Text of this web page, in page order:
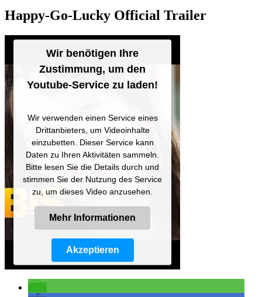
Happy-Go-Lucky Official Trailer
Wir benötigen Ihre
Zustimmung, um den
Youtube-Service zu laden!
Wir verwenden einen Service eines
Drittanbieters, um Videoinhalte
einzubetten. Dieser Service kann
Daten zu Ihren Aktivitäten sammeln.
Bitte lesen Sie die Details durch und
stimmen Sie der Nutzung des Service
zu, um dieses Video anzusehen.
Mehr Informationen
Akzeptieren